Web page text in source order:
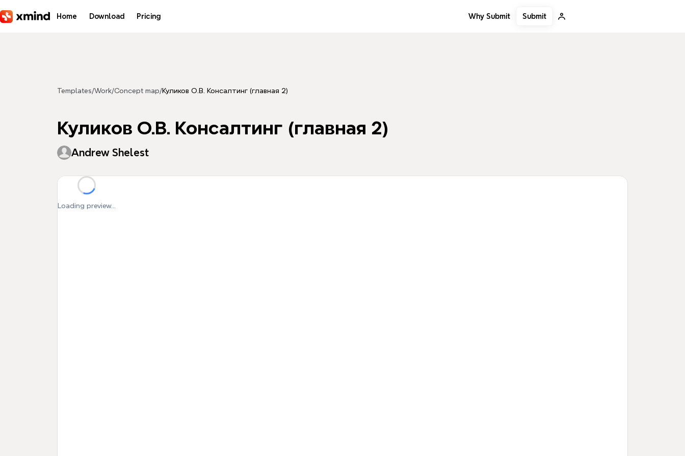
Home Download Pricing Why Submit Submit
Templates/Work/Concept map/Куликов О.В. Консалтинг (главная 2)
Куликов О.В. Консалтинг (главная 2)
Andrew Shelest
Loading preview...